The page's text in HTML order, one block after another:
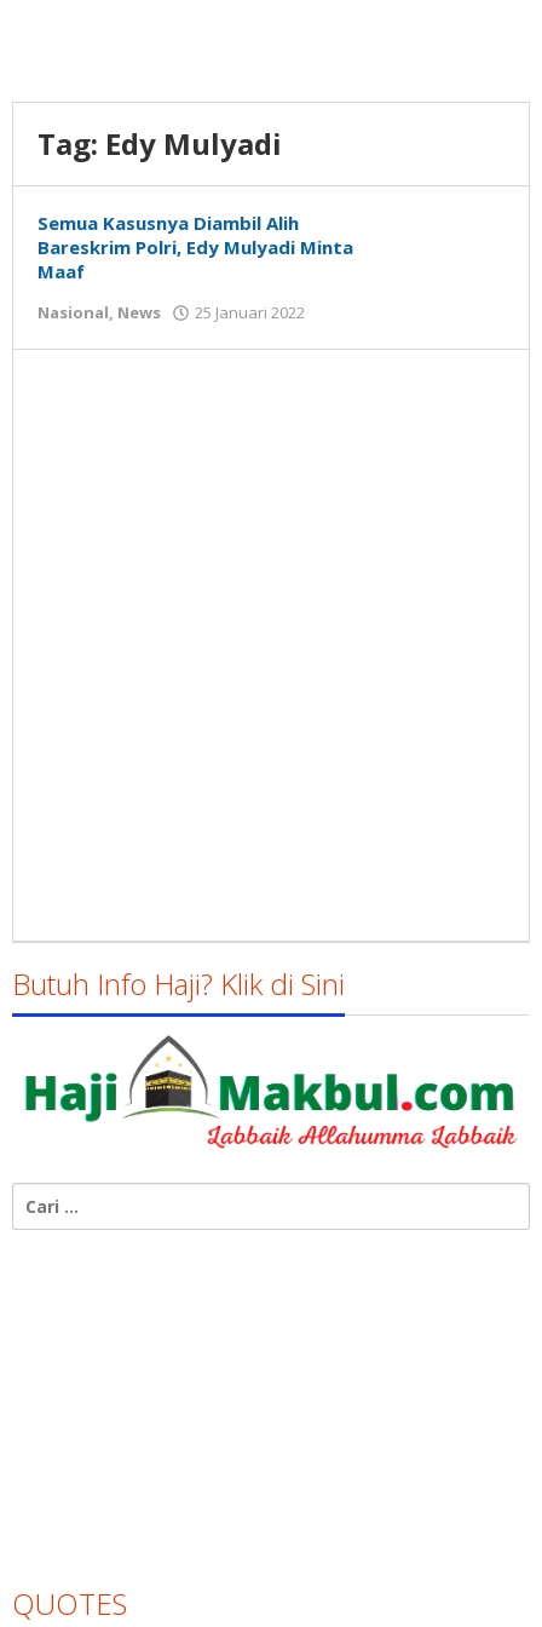
Tag: Edy Mulyadi
Semua Kasusnya Diambil Alih
Bareskrim Polri, Edy Mulyadi Minta
Maaf
Nasional, News 25 Januari 2022
Niswah
Butuh Info Haji? Klik di Sini
untuk:
QUOTES